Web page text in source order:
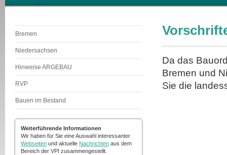
Bremen
Niedersachsen
Hinweise ARGEBAU
RVP
Bauen im Bestand
Weiterführende Informationen
Wir haben für Sie eine Auswahl interessanter
Webseiten und aktuelle Nachrichten aus dem
Bereich der VPI zusammengestellt.
Da das
Bremen und
Sie die